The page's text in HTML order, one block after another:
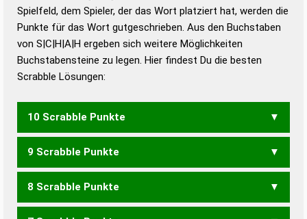
Duden – Richtiges und gutes
Deutsch
Duden – Die deutsche Grammatik
Duden – Deutsches
Spielfeld, dem Spieler, der das Wort platziert hat, werden die
Punkte für das Wort gutgeschrieben. Aus den Buchstaben
von S|C|H|A|H ergeben sich weitere Möglichkeiten
Buchstabensteine zu legen. Hier findest Du die besten
Scrabble Lösungen:
10 Scrabble Punkte
HASCH
9 Scrabble Punkte
HACH
8 Scrabble Punkte